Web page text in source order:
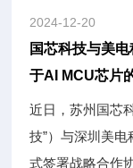
2024-12-20
国芯科技与美
于AI MCU芯片
近日，苏州国芯
技”）与深圳美电
式签署战略合作